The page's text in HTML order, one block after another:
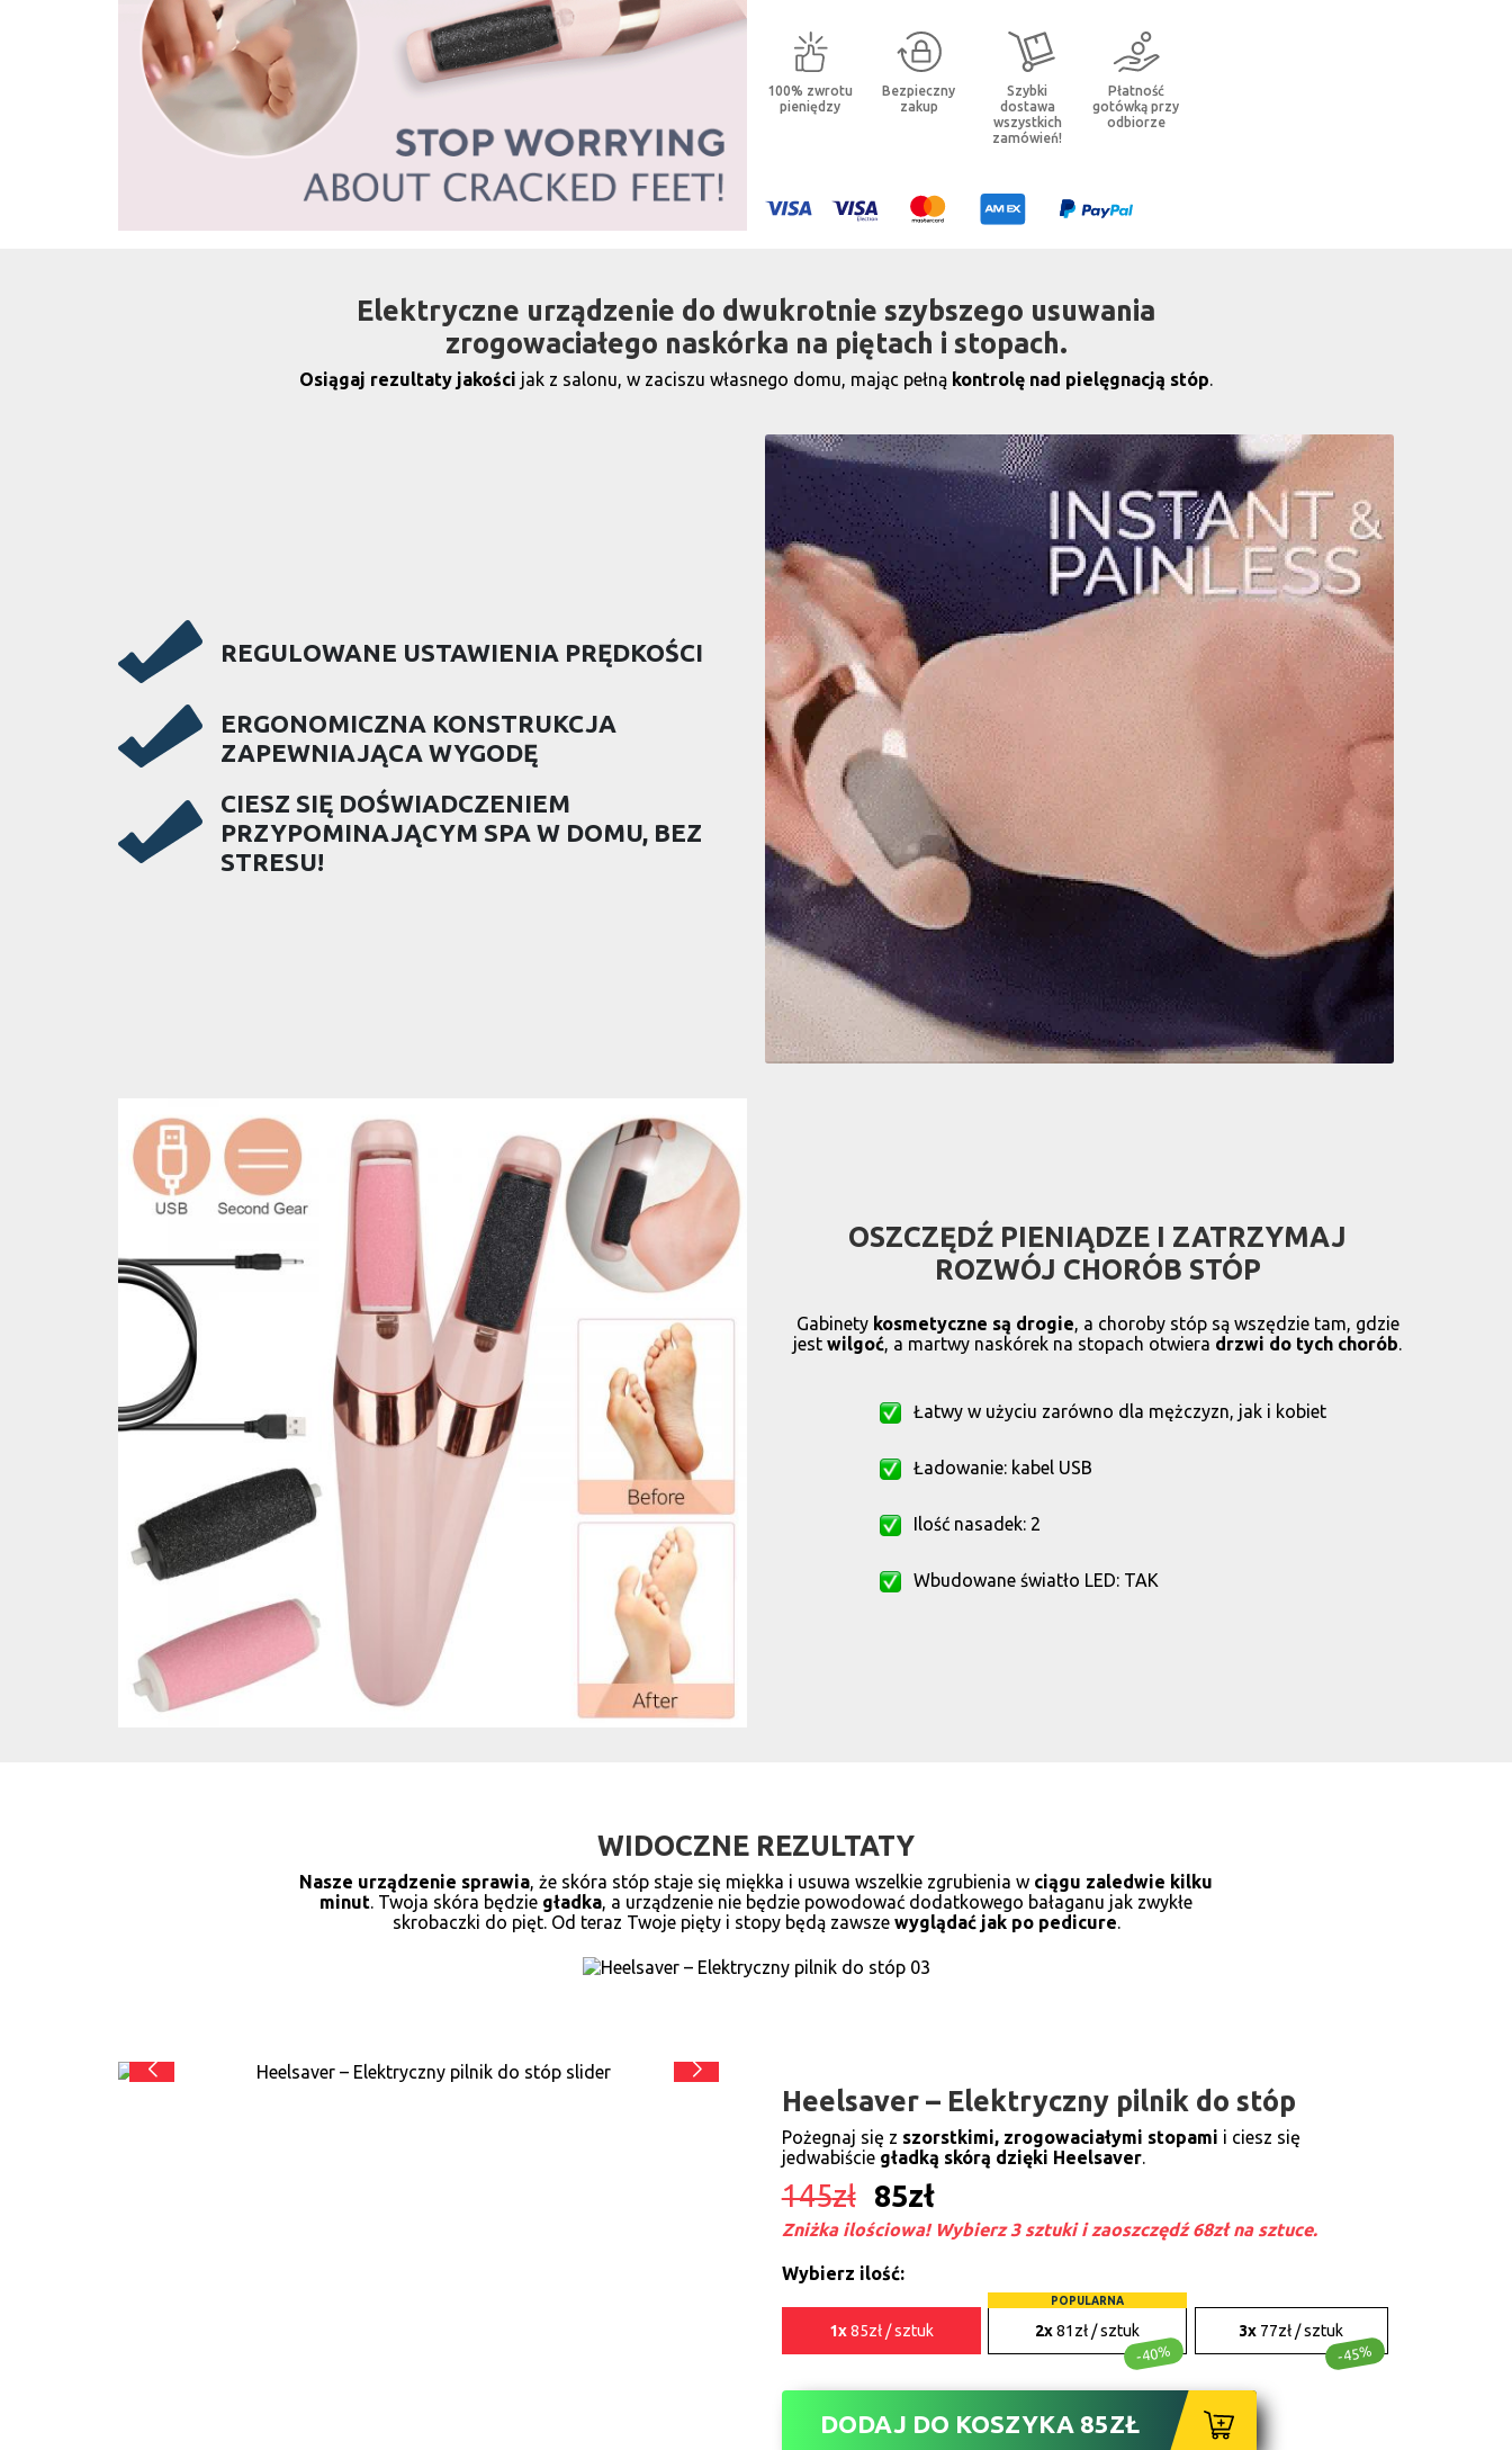
100% zwrotu
pieniędzy
Bezpieczny
zakup
Szybki
dostawa
wszystkich
zamówień!
Płatność
gotówką przy
odbiorze
Elektryczne urządzenie do dwukrotnie szybszego usuwania
zrogowaciałego naskórka na piętach i stopach.
Osiągaj rezultaty jakości jak z salonu, w zaciszu własnego domu, mając pełną kontrolę nad pielęgnacją stóp
REGULOWANE USTAWIENIA PRĘDKOŚCI
ERGONOMICZNA KONSTRUKCJA
ZAPEWNIAJĄCA WYGODĘ
CIESZ SIĘ DOŚWIADCZENIEM
PRZYPOMINAJĄCYM SPA W DOMU, BEZ
STRESU!
OSZCZĘDŹ PIENIĄDZE I ZATRZYMAJ
ROZWÓJ CHORÓB STÓP
Gabinety kosmetyczne są drogie, a choroby stóp są wszędzie tam, gdzie
jest wilgoć, a martwy naskórek na stopach otwiera drzwi do tych chorób.
Łatwy w użyciu zarówno dla mężczyzn, jak i kobiet
Ładowanie: kabel USB
Ilość nasadek: 2
Wbudowane światło LED: TAK
WIDOCZNE REZULTATY
Nasze urządzenie sprawia, że ​​skóra stóp staje się miękka i usuwa wszelkie zgrubienia w ciągu zaledwie kilku
minut. Twoja skóra będzie gładka, a urządzenie nie będzie powodować dodatkowego bałaganu jak zwykłe
skrobaczki do pięt. Od teraz Twoje pięty i stopy będą zawsze wyglądać jak po pedicure.
Heelsaver – Elektryczny pilnik do stóp
Pożegnaj się z szorstkimi, zrogowaciałymi stopami i ciesz się
jedwabiście gładką skórą dzięki Heelsaver.
145zł 85zł
Zniżka ilościowa! Wybierz 3 sztuki i zaoszczędź 68zł na sztuce.
Wybierz ilość:
1x85zł / sztuk
POPULARNA
2x81zł / sztuk
-40%
3x 77zł / sztuk
-45%
DODAJ DO KOSZYKA 85ZŁ